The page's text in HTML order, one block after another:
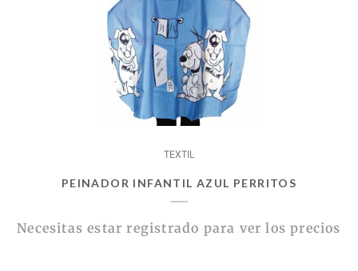
TEXTIL
PEINADOR INFANTIL AZUL PERRITOS
Necesitas estar registrado para ver los precios